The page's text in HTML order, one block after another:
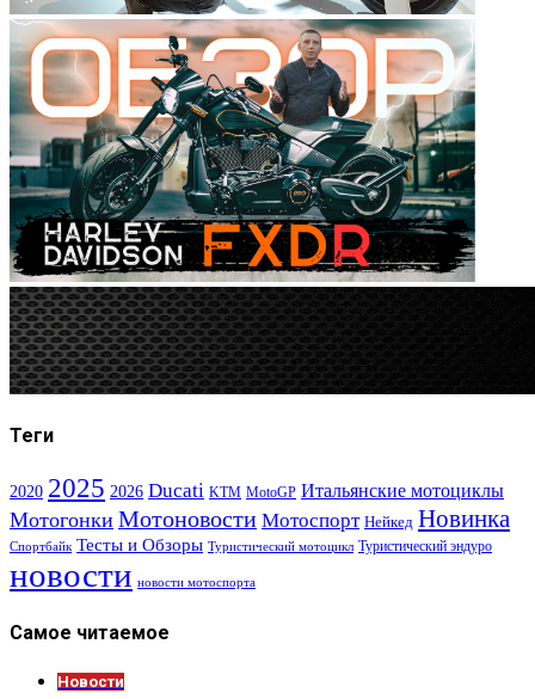
Теги
2020 2025 2026 Ducati KTM MotoGP Итальянские мотоциклы
Мотогонки Мотоновости Мотоспорт Нейкед Новинка
Спортбайк Тесты и Обзоры Туристический мотоцикл Туристический эндуро
новости новости мотоспорта
Самое читаемое
Новости